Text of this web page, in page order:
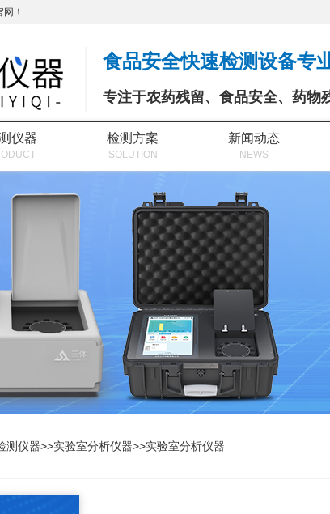
！
食品安全快速检测设备专
专注于农药残留、食品安全、药物
仪器 检测方案
SOLUTION
新闻动态
NEWS
测仪器>>实验室分析仪器>>实验室分析仪器